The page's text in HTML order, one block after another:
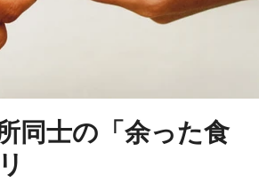
同士の「余った食